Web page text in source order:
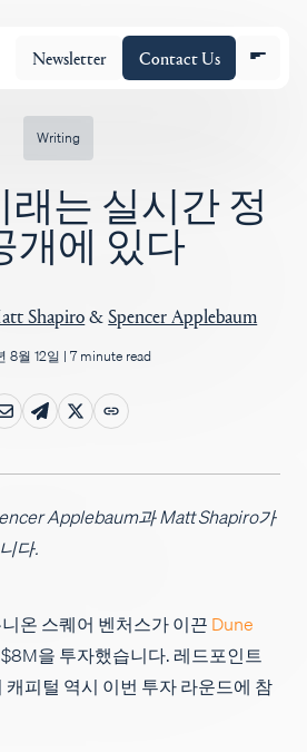
Newsletter Contact Us
Writing
래는 실시간 정
개에 있다
Shapiro&Spencer Applebaum
8월 12일 | 7 minute read
Applebaum과 Matt Shapiro가
다.
온 스퀘어 벤처스가 이끈Dune
을 투자했습니다. 레드포인트
피털 역시 이번 투자 라운드에 참